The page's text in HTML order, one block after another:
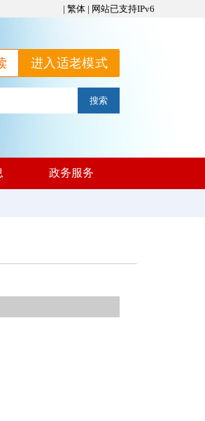
| 繁体 | 网站已支持IPv6
进入适老模式
政务服务
局网站2025年度报表公示